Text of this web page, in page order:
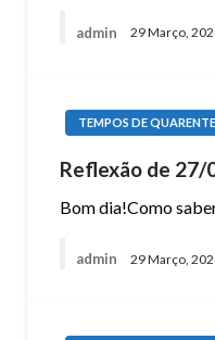
admin 29 Março,
TEMPOS DE
Reflexão de 27/
Bom dia!Como
admin 29 Março,